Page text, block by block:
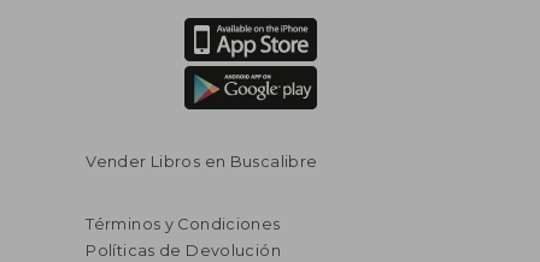
Vender Libros en Buscalibre
Términos y Condiciones
Políticas de Devolución